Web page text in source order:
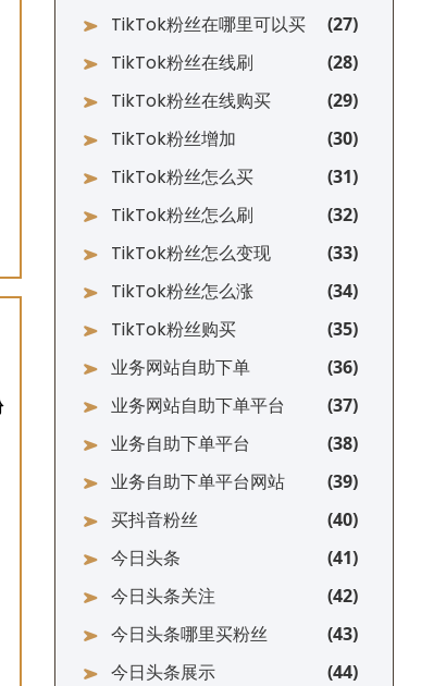
TikTok粉丝在哪里可以买
TikTok粉丝在线刷
TikTok粉丝在线购买
TikTok粉丝增加
TikTok粉丝怎么买
TikTok粉丝怎么刷
TikTok粉丝怎么变现
TikTok粉丝怎么涨
TikTok粉丝购买
业务网站自助下单
业务网站自助下单平台
业务自助下单平台
业务自助下单平台网站
买抖音粉丝
今日头条
今日头条关注
今日头条哪里买粉丝
今日头条展示